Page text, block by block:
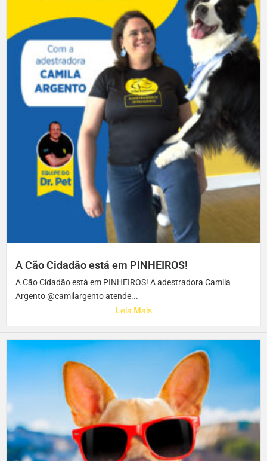
A Cão Cidadão está em PINHEIROS!
A Cão Cidadão está em PINHEIROS! A adestradora Camila
Argento @camilargento atende...
Leia Mais